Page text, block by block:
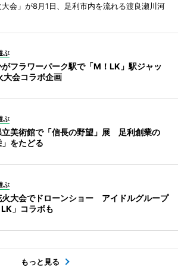
大会」が8月1日、足利市内を流れる渡良瀬川河
ぶ
がフラワーパーク駅で「M！LK」駅ジャッ
大会コラボ企画
ぶ
立美術館で「信長の野望」展 足利創業の
」をたどる
ぶ
火大会でドローンショー アイドルグループ
LK」コラボも
もっと見る